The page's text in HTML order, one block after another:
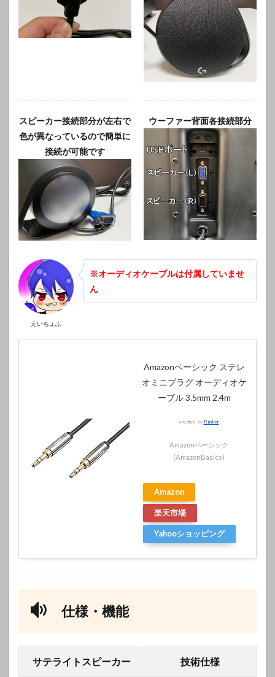
スピーカー接続部分が左右で
色が異なっているので簡単に
接続が可能です
ウーファー背面各接続部分
えいちょふ
※オーディオケーブルは付属していませ
ん
Amazonベーシック ステレ
オミニプラグ オーディオケ
ーブル 3.5mm 2.4m
created by Rinker
Amazonベーシック
(AmazonBasics)
Amazon
楽天市場
Yahooショッピング
仕様・機能
サテライトスピーカー 技術仕様